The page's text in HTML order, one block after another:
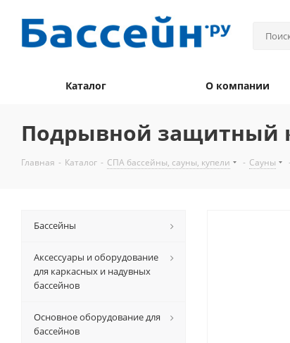
Каталог О компании
Подрывной защитный
Главная - Каталог - СПА бассейны, сауны, купели - Сауны -
Бассейны
Аксессуары и оборудование
для каркасных и надувных
бассейнов
Основное оборудование для
бассейнов